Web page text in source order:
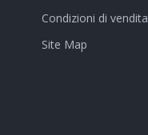
Condizioni di vendita
Site Map